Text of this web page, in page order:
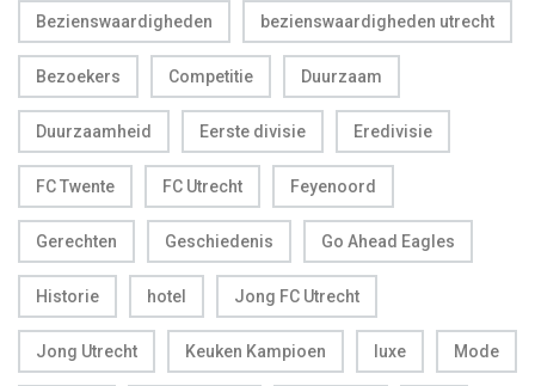
Bezienswaardigheden bezienswaardigheden utrecht
Bezoekers Competitie Duurzaam
Duurzaamheid Eerste divisie Eredivisie
FC Twente FC Utrecht Feyenoord
Gerechten Geschiedenis Go Ahead Eagles
Historie hotel Jong FC Utrecht
Jong Utrecht Keuken Kampioen luxe Mode